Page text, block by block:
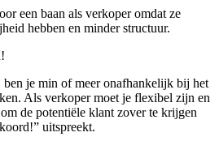
een baan als verkoper omdat ze
hebben en minder structuur.
je min of meer onafhankelijk bij het
Als verkoper moet je flexibel zijn en
de potentiële klant zover te krijgen
uitspreekt.